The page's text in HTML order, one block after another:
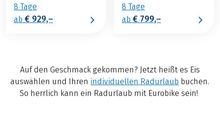
8 Tage
ab € 929,–
8 Tage
ab € 799,–
Auf den Geschmack gekommen? Jetzt heißt es Eis
auswählen und Ihren individuellen Radurlaub buchen.
So herrlich kann ein Radurlaub mit Eurobike sein!